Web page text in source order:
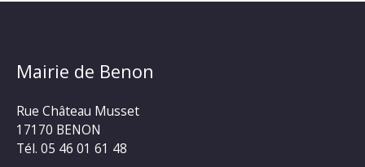
Mairie de Benon
Rue Château Musset
17170 BENON
Tél. 05 46 01 61 48